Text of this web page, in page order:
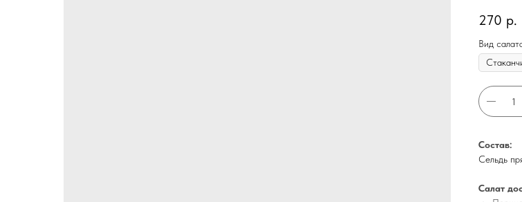
270 р.
Вид
Состав:
Сельдь
Салат